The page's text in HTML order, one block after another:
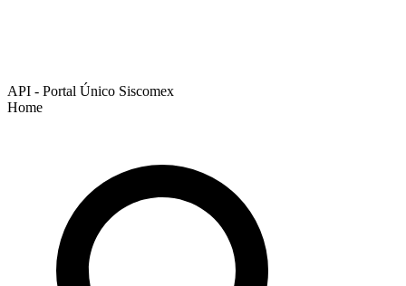
API - Portal Único Siscomex
Home